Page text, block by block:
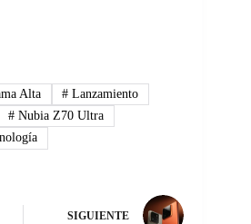
Alta # Lanzamiento
# Nubia Z70 Ultra
SIGUIENTE